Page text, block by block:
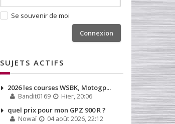
Se souvenir de moi
SUJETS ACTIFS
2026 les courses WSBK, Motogp...
Bandit0169 Hier, 20:06
quel prix pour mon GPZ 900 R ?
Nowaï 04 août 2026, 22:12